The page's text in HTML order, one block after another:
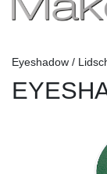
Eyeshadow /